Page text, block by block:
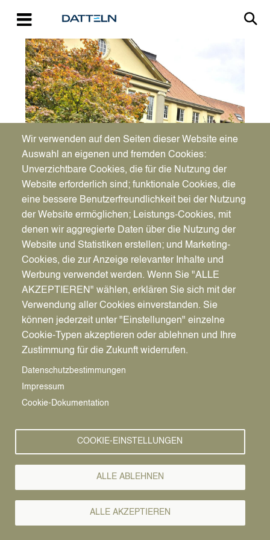
Mo., 01.09.2025 - 10:51
Baugenehmigung
erteilt: Startschuss für
das Haus der Familie - Ein
Bildung und Begegnung
entsteht in Datteln
„Haus der Familie“ ist offiziell erteilt!
Nach intensiver Planung, zahlreichen politischen
Sitzungen und fachlicher Abstimmung mit vielen
Wir verwenden auf den Seiten dieser Website eine
Auswahl an eigenen und fremden Cookies:
Unverzichtbare Cookies, die für die Nutzung der
Website erforderlich sind; funktionale Cookies, die
eine bessere Benutzerfreundlichkeit bei der Nutzung
der Website ermöglichen; Leistungs-Cookies, mit
denen wir aggregierte Daten über die Nutzung der
Website und Statistiken erstellen; und Marketing-
Cookies, die zur Anzeige relevanter Inhalte und
Werbung verwendet werden. Wenn Sie "ALLE
AKZEPTIEREN" wählen, erklären Sie sich mit der
Verwendung aller Cookies einverstanden. Sie
können jederzeit unter "Einstellungen" einzelne
Cookie-Typen akzeptieren oder ablehnen und Ihre
Zustimmung für die Zukunft widerrufen.
Datenschutzbestimmungen
Impressum
Cookie-Dokumentation
COOKIE-EINSTELLUNGEN
ALLE ABLEHNEN
ALLE AKZEPTIEREN